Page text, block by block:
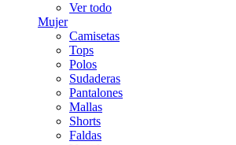
Ver todo
Mujer
Camisetas
Tops
Polos
Sudaderas
Pantalones
Mallas
Shorts
Faldas